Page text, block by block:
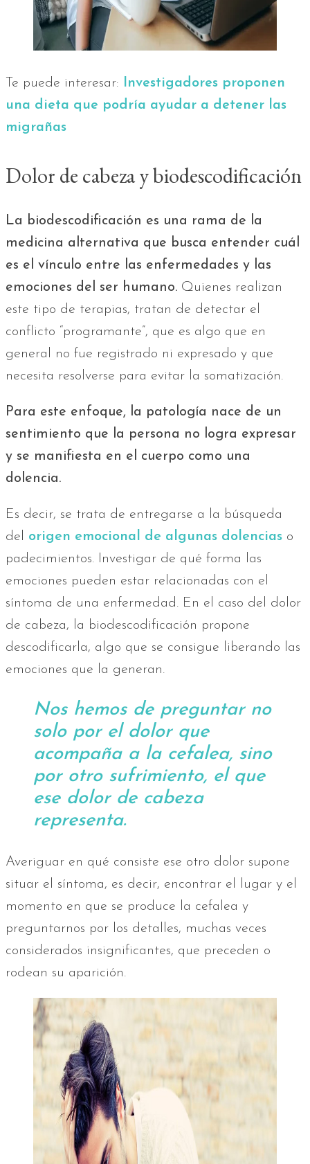
Te puede interesar: Investigadores proponen
una dieta que podría ayudar a detener las
migrañas
Dolor de cabeza y biodescodificación
La biodescodificación es una rama de la
medicina alternativa que busca entender cuál
es el vínculo entre las enfermedades y las
emociones del ser humano. Quienes realizan
este tipo de terapias, tratan de detectar el
conflicto “programante”, que es algo que en
general no fue registrado ni expresado y que
necesita resolverse para evitar la somatización.
Para este enfoque, la patología nace de un
sentimiento que la persona no logra expresar
y se manifiesta en el cuerpo como una
dolencia.
Es decir, se trata de entregarse a la búsqueda
del origen emocional de algunas dolencias o
padecimientos. Investigar de qué forma las
emociones pueden estar relacionadas con el
síntoma de una enfermedad. En el caso del dolor
de cabeza, la biodescodificación propone
descodificarla, algo que se consigue liberando las
emociones que la generan.
Nos hemos de preguntar no
solo por el dolor que
acompaña a la cefalea, sino
por otro sufrimiento, el que
ese dolor de cabeza
representa.
Averiguar en qué consiste ese otro dolor supone
situar el síntoma, es decir, encontrar el lugar y el
momento en que se produce la cefalea y
preguntarnos por los detalles, muchas veces
considerados insignificantes, que preceden o
rodean su aparición.